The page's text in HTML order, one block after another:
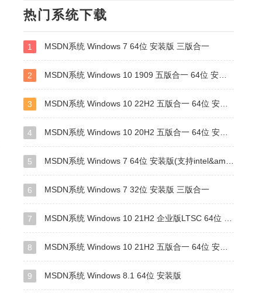
热门系统下载
1 MSDN系统 Windows 7 64位 安装版 三版合一
2 MSDN系统 Windows 10 1909 五版合一 64位 安装版
3 MSDN系统 Windows 10 22H2 五版合一 64位 安装版
4 MSDN系统 Windows 10 20H2 五版合一 64位 安装版
5 MSDN系统 Windows 7 64位 安装版(支持intel&amd最新硬件)
6 MSDN系统 Windows 7 32位 安装版 三版合一
7 MSDN系统 Windows 10 21H2 企业版LTSC 64位 安装版
8 MSDN系统 Windows 10 21H2 五版合一 64位 安装版
9 MSDN系统 Windows 8.1 64位 安装版